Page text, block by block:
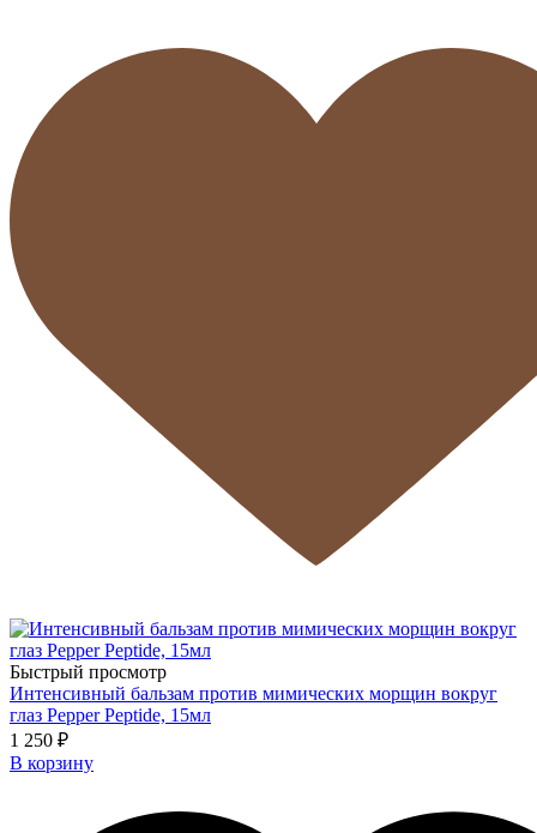
Быстрый просмотр
Интенсивный бальзам против мимических морщин вокруг
глаз Pepper Peptide, 15мл
1 250 ₽
В корзину